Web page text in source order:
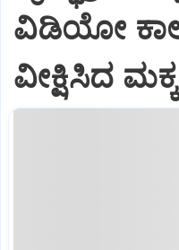
ವಿಡಿಯೋ
ವೀಕ್ಷಿಸಿದ